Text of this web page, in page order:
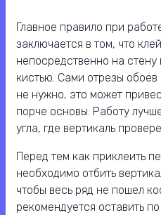
Главное правило при
заключается в том, что
непосредственно на стену
кистью. Сами отрезы обоев
не нужно, это может
порче основы. Работу
угла, где вертикаль
Перед тем как приклеить
необходимо отбить
чтобы весь ряд не пошел
рекомендуется оставить